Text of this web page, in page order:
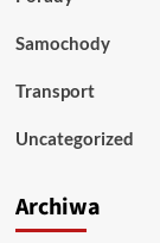
Samochody
Transport
Uncategorized
Archiwa